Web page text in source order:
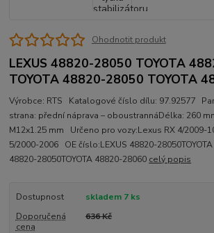
Ohodnotit produkt
LEXUS 48820-28050 TOYOTA
TOYOTA 48820-28050 TOYOTA
Výrobce: RTS Katalogové číslo dílu: 97.92577
strana: přední náprava – oboustrannáDélka: 260
M12x1.25 mm Určeno pro vozy:Lexus RX 4/2009-
5/2000-2006 OE číslo:LEXUS 48820-28050TOYOTA
48820-28050TOYOTA 48820-28060 celý popis
Dostupnost
skladem 7 ks
Doporučená
cena
636 Kč